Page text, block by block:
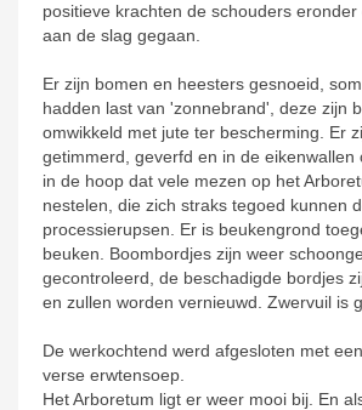
positieve krachten de schouders eronder
aan de slag gegaan.
Er zijn bomen en heesters gesnoeid,
hadden last van 'zonnebrand', deze zijn
omwikkeld met jute ter bescherming. Er
getimmerd, geverfd en in de eikenwallen
in de hoop dat vele mezen op het
nestelen, die zich straks tegoed kunnen
processierupsen. Er is beukengrond
beuken. Boombordjes zijn weer
gecontroleerd, de beschadigde bordjes
en zullen worden vernieuwd. Zwervuil is
De werkochtend werd afgesloten met
verse erwtensoep.
Het Arboretum ligt er weer mooi bij. En